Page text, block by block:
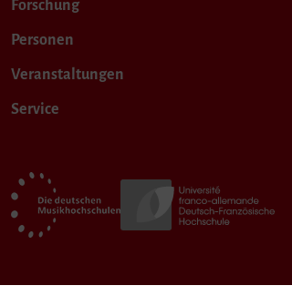
Personen
Veranstaltungen
Service